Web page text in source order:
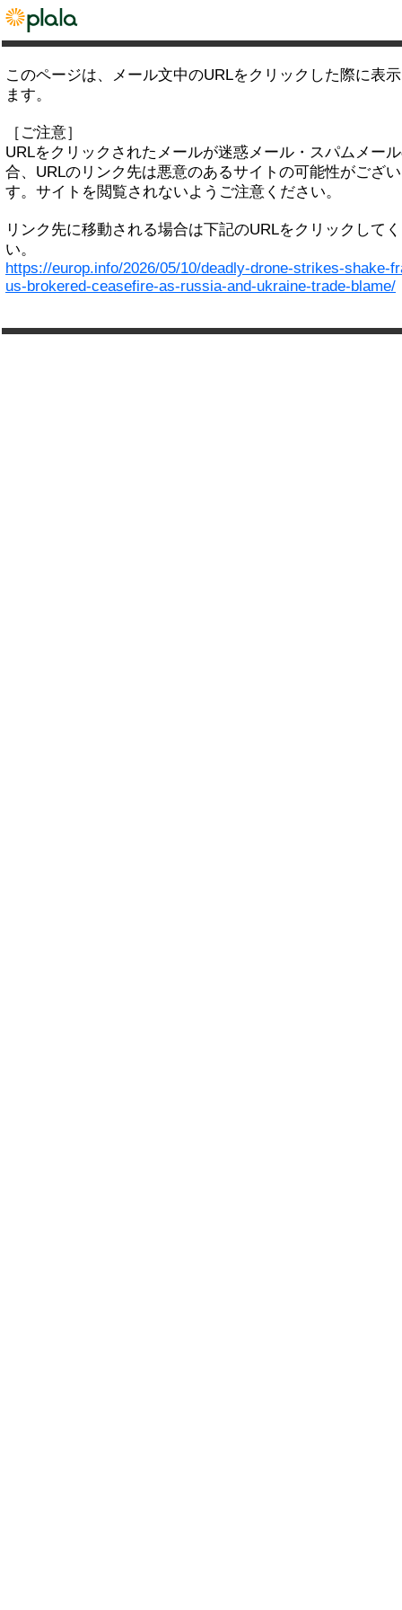
このページは、メール文中のURLをクリックした際に表
ます。
［ご注意］
URLをクリックされたメールが迷惑メール・スパムメー
合、URLのリンク先は悪意のあるサイトの可能性がござ
す。サイトを閲覧されないようご注意ください。
リンク先に移動される場合は下記のURLをクリックして
い。
https://europ.info/2026/05/10/deadly-drone-strikes-shake-
us-brokered-ceasefire-as-russia-and-ukraine-trade-blame/